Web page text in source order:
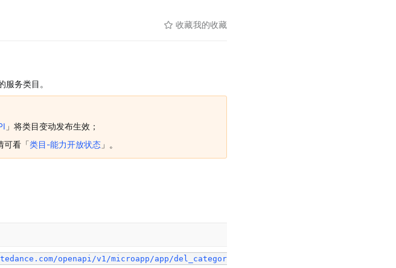
收藏我的收藏
务类目。
」将类目变动发布生效；
可看「类目-能力开放状态 」。
openapi/v1/microapp/app/del_categories